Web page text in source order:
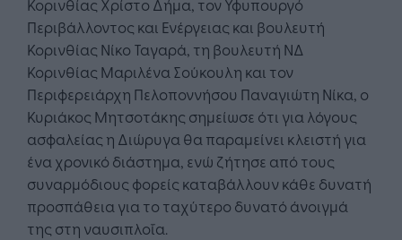
Κορινθίας Χρίστο Δήμα, τον Υφυπουργό
Περιβάλλοντος και Ενέργειας και βουλευτή
Κορινθίας Νίκο Ταγαρά, τη βουλευτή ΝΔ
Κορινθίας Μαριλένα Σούκουλη και τον
Περιφερειάρχη Πελοποννήσου Παναγιώτη Νίκα, ο
Κυριάκος Μητσοτάκης σημείωσε ότι για λόγους
ασφαλείας η Διώρυγα θα παραμείνει κλειστή για
ένα χρονικό διάστημα, ενώ ζήτησε από τους
συναρμόδιους φορείς καταβάλλουν κάθε δυνατή
προσπάθεια για το ταχύτερο δυνατό άνοιγμά
της στη ναυσιπλοΐα.